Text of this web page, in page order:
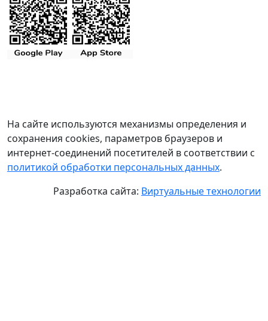
На сайте используются механизмы определения и
сохранения cookies, параметров браузеров и
интернет-соединений посетителей в соответствии с
политикой обработки персональных данных.
Разработка сайта: Виртуальные технологии